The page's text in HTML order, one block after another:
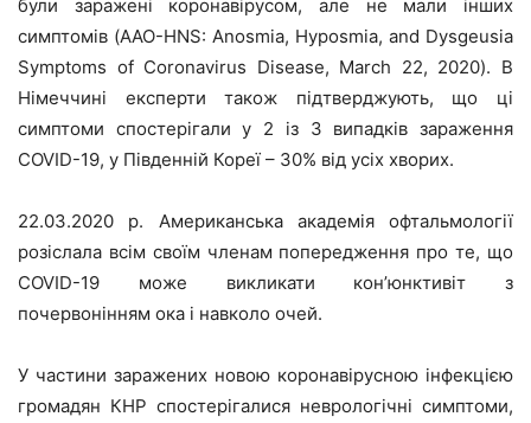
були заражені коронавірусом, але не мали інших
симптомів (AAO-HNS: Anosmia, Hyposmia, and Dysgeusia
Symptoms of Coronavirus Disease, March 22, 2020). В
Німеччині експерти також підтверджують, що ці
симптоми спостерігали у 2 із 3 випадків зараження
COVID-19, у Південній Кореї – 30% від усіх хворих.
22.03.2020 р. Американська академія офтальмології
розіслала всім своїм членам попередження про те, що
COVID-19 може викликати кон’юнктивіт з
почервонінням ока і навколо очей.
У частини заражених новою коронавірусною інфекцією
громадян КНР спостерігалися неврологічні симптоми,